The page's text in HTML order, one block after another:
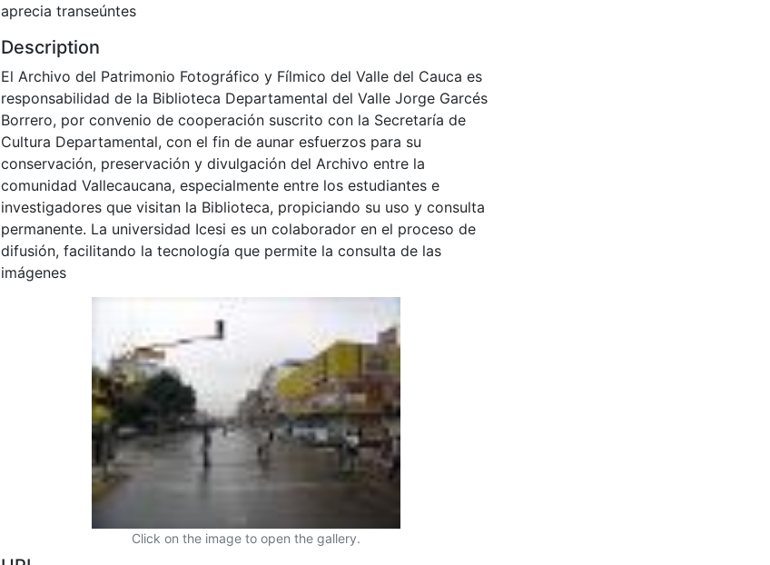
aprecia transeúntes
Description
El Archivo del Patrimonio Fotográfico y Fílmico del Valle del Cauca es
responsabilidad de la Biblioteca Departamental del Valle Jorge Garcés
Borrero, por convenio de cooperación suscrito con la Secretaría de
Cultura Departamental, con el fin de aunar esfuerzos para su
conservación, preservación y divulgación del Archivo entre la
comunidad Vallecaucana, especialmente entre los estudiantes e
investigadores que visitan la Biblioteca, propiciando su uso y consulta
permanente. La universidad Icesi es un colaborador en el proceso de
difusión, facilitando la tecnología que permite la consulta de las
imágenes
Click on the image to open the gallery.